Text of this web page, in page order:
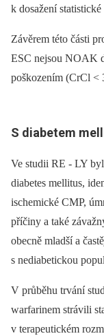
k dosažení
Závěrem této části
ESC nejsou NOAK
poškozením (CrCl <
S diabetem
Ve studii RE ‑⁠ LY
diabetes mellitus,
ischemické CMP,
příčiny a také
obecně mladší a
s nediabetickou
V průběhu trvání
warfarinem strávili
v terapeutickém